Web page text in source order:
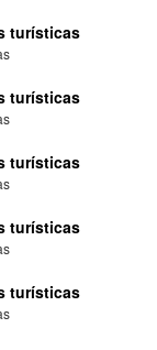
turísticas
turísticas
turísticas
turísticas
turísticas